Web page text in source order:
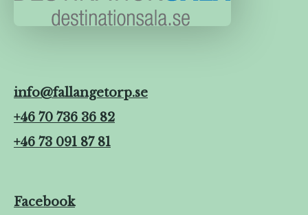
info@fallangetorp.se
+46 70 736 36 82
+46 73 091 87 81
Facebook